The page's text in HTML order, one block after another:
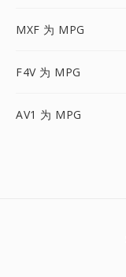
MXF 为 MPG
F4V 为 MPG
AV1 为 MPG